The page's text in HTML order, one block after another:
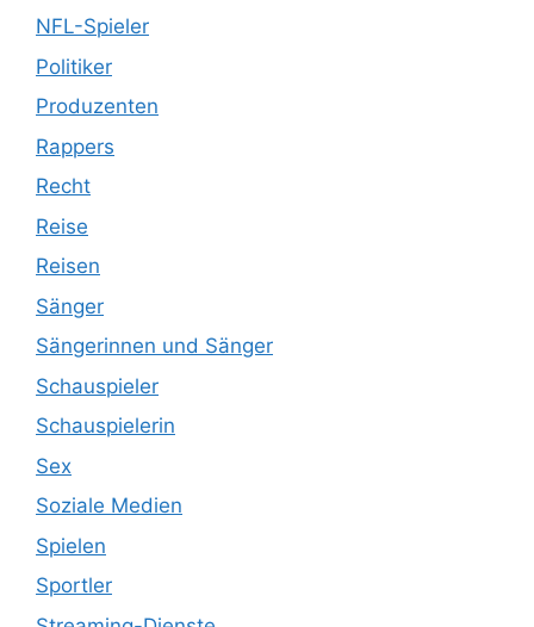
NFL-Spieler
Politiker
Produzenten
Rappers
Recht
Reise
Reisen
Sänger
Sängerinnen und Sänger
Schauspieler
Schauspielerin
Sex
Soziale Medien
Spielen
Sportler